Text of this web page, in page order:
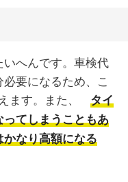
へんです。車検代
要になるため、こ
す。また、
タイ
ってしまうこともあ
なり高額になる